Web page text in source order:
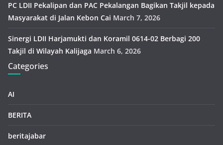
PC LDII Pekalipan dan PAC Pekalangan Bagikan Takjil kepada
Masyarakat di Jalan Kebon Cai March 7, 2026
Sinergi LDII Harjamukti dan Koramil 0614-02 Berbagi 200
Takjil di Wilayah Kalijaga March 6, 2026
Categories
AI
BERITA
beritajabar